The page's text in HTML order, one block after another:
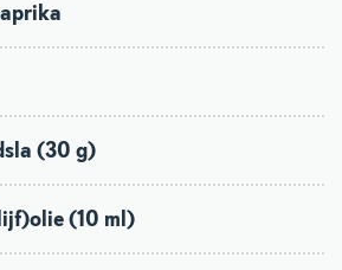
(30 g)
(10 ml)